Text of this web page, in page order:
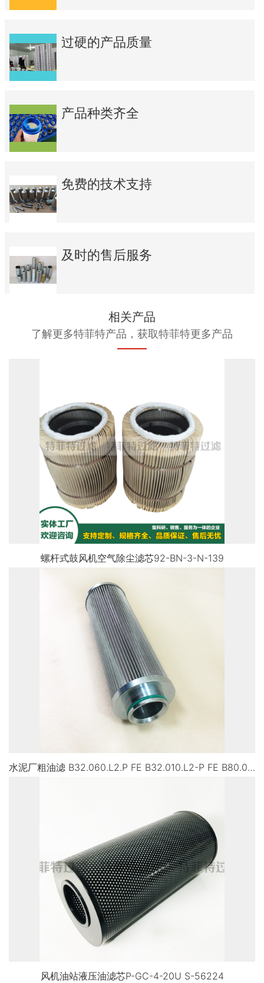
过硬的产品质量
产品种类齐全
免费的技术支持
及时的售后服务
相关产品
了解更多特菲特产品，获取特菲特更多产品
螺杆式鼓风机空气除尘滤芯92-BN-3-N-139
水泥厂粗油滤 B32.060.L2.P FE B32.010.L2-P FE B80.010.L2-P
风机油站液压油滤芯P-GC-4-20U S-56224